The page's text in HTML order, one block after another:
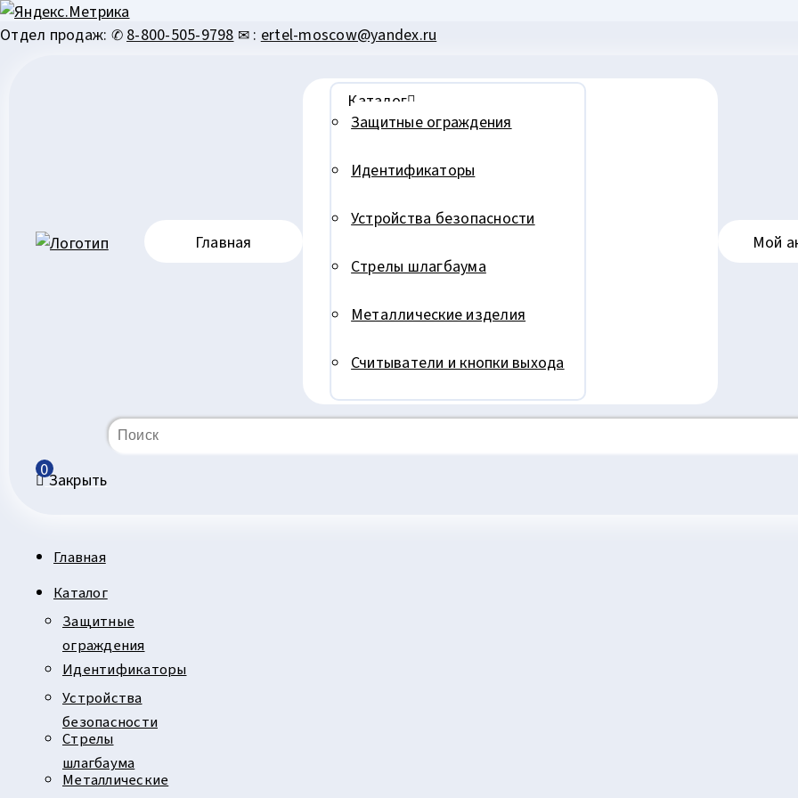
Перейти
Отдел продаж: ✆ 8-800-505-9798 ✉ : ertel-moscow@yandex.ru
Главная
Каталог
Защитные ограждения
Идентификаторы
Устройства безопасности
Стрелы шлагбаума
Металлические изделия
Считыватели и кнопки выхода
Мой
0Закрыть
Главная
Каталог
Защитные
ограждения
Идентификаторы
Устройства
безопасности
Стрелы
шлагбаума
Металлические